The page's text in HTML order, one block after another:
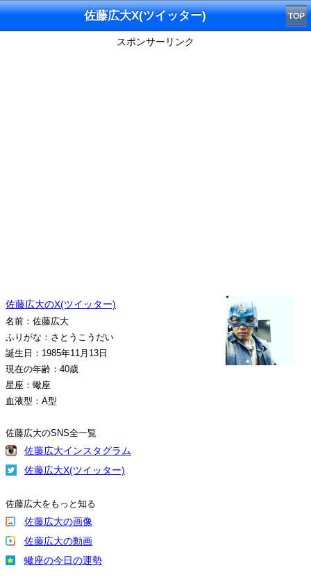
佐藤広大X(ツイッター) TOP
スポンサーリンク
佐藤広大のX(ツイッター)
名前：佐藤広大
ふりがな：さとうこうだい
誕生日：1985年11月13日
現在の年齢：40歳
星座：蠍座
血液型：A型
佐藤広大のSNS全一覧
佐藤広大インスタグラム
佐藤広大X(ツイッター)
佐藤広大をもっと知る
佐藤広大の画像
佐藤広大の動画
蠍座の今日の運勢